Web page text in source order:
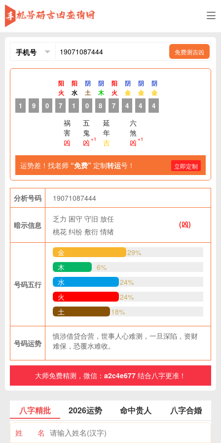
免费测吉凶
1 9 0
阳
火
7
阳
水
1
祸
害
凶
阴
土
0
阴
木
8
五
鬼
凶 +1
阳
火
7
延
年
吉
阴
金
4
阴
金
4
阴
金
4
六
煞
凶 +1
运势差！找老师 “免费” 定制转运号！ 立即定制
分析号码 19071087444
暗示信息
乏力 困守 守旧 放任
桃花 纠纷 敷衍 情绪
(凶)
号码五行
金
29%
木
6%
水
24%
火
24%
土
18%
号码运势
慎涉借贷合营，世事人心难测，一旦深陷，资财
难保，恐覆水难收。
大师免费精测，微信： a2c4e677 结合八字更准！
八字精批 2026运势 命中贵人 八字合婚
姓 名